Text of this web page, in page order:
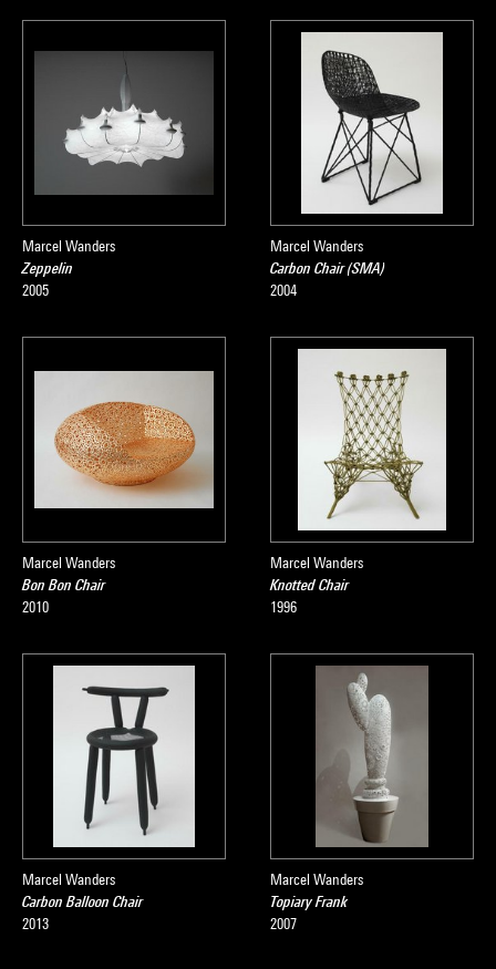
Marcel Wanders
Zeppelin
2005
Marcel Wanders
Carbon Chair (SMA)
2004
Marcel Wanders
Bon Bon Chair
2010
Marcel Wanders
Knotted Chair
1996
Marcel Wanders
Carbon Balloon Chair
2013
Marcel Wanders
Topiary Frank
2007